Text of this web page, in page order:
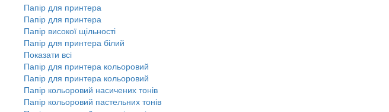
Папір для принтера
Папір для принтера
Папір високої щільності
Папір для принтера білий
Показати всі
Папір для принтера кольоровий
Папір для принтера кольоровий
Папір кольоровий насичених тонів
Папір кольоровий пастельних тонів